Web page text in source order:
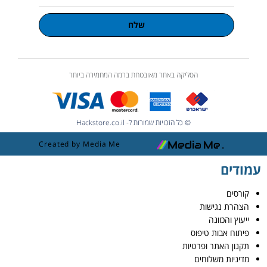
שלח
הסליקה באתר מאובטחת ברמה המחמירה ביותר
© כל הזכויות שמורות ל- Hackstore.co.il
Created by Media Me
עמודים
קורסים
הצהרת נגישות
ייעוץ והכוונה
פיתוח אבות טיפוס
תקנון האתר ופרטיות
מדיניות משלוחים